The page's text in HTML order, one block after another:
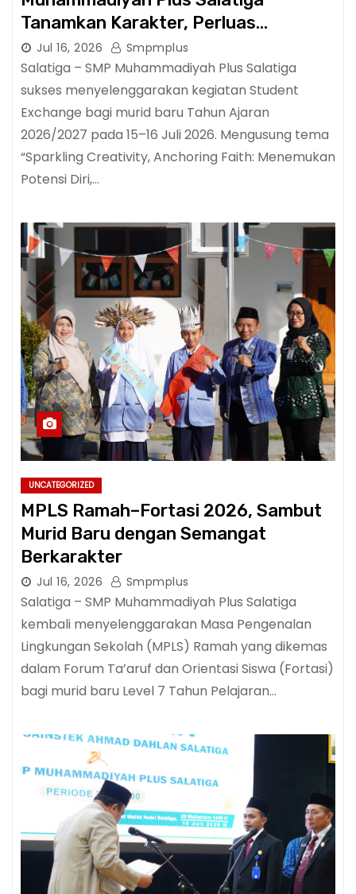
Tanamkan Karakter, Perluas
Wawasan, dan Tumbuhkan Semangat
Berprestasi
Jul 16, 2026 Smpmplus
Salatiga – SMP Muhammadiyah Plus Salatiga
sukses menyelenggarakan kegiatan Student
Exchange bagi murid baru Tahun Ajaran
2026/2027 pada 15–16 Juli 2026. Mengusung tema
“Sparkling Creativity, Anchoring Faith: Menemukan
Potensi Diri,…
UNCATEGORIZED
MPLS Ramah–Fortasi 2026, Sambut
Murid Baru dengan Semangat
Berkarakter
Jul 16, 2026 Smpmplus
Salatiga – SMP Muhammadiyah Plus Salatiga
kembali menyelenggarakan Masa Pengenalan
Lingkungan Sekolah (MPLS) Ramah yang dikemas
dalam Forum Ta’aruf dan Orientasi Siswa (Fortasi)
bagi murid baru Level 7 Tahun Pelajaran…